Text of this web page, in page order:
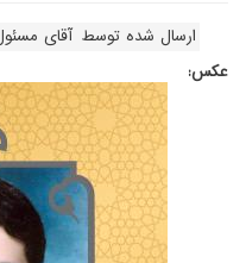
ارسال شده توسط آقای
عکس: